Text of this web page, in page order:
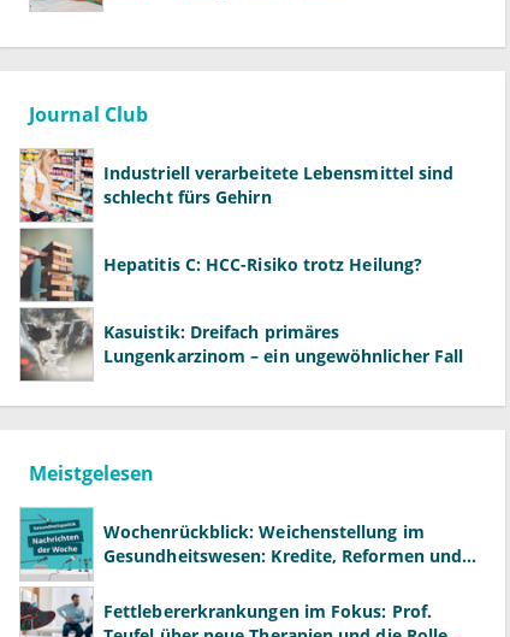
Journal Club
Industriell verarbeitete Lebensmittel sind
schlecht fürs Gehirn
Hepatitis C: HCC-Risiko trotz Heilung?
Kasuistik: Dreifach primäres
Lungenkarzinom – ein ungewöhnlicher Fall
Meistgelesen
Wochenrückblick: Weichenstellung im
Gesundheitswesen: Kredite, Reformen und
Fettlebererkrankungen im Fokus: Prof.